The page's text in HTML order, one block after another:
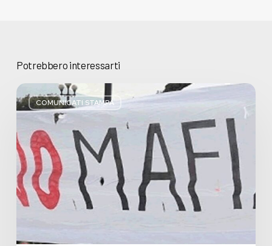
Potrebbero interessarti
COMUNICATI STAMPA
Basta
bugie,
Regione
Lombardia
pratica
l’antimafia
solo
a
parole